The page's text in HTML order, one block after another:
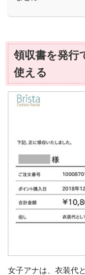
領収書を発行
使える
女子アナは、衣装代